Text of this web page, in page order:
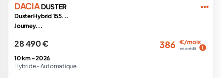
DACIADUSTER
Duster Hybrid 155...
Journey...
28 490 € 386 €/mois
en crédit
10 km -2026
Hybride - Automatique